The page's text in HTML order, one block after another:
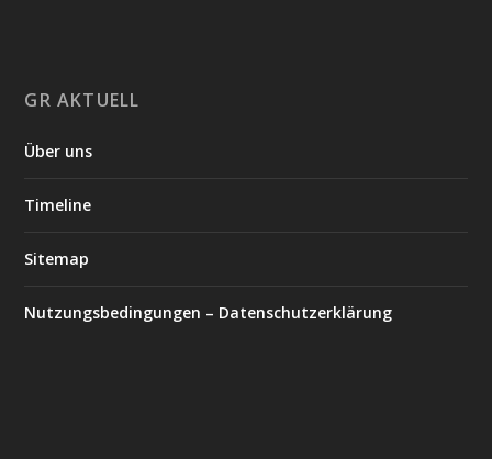
GR AKTUELL
Über uns
Timeline
Sitemap
Nutzungsbedingungen – Datenschutzerklärung